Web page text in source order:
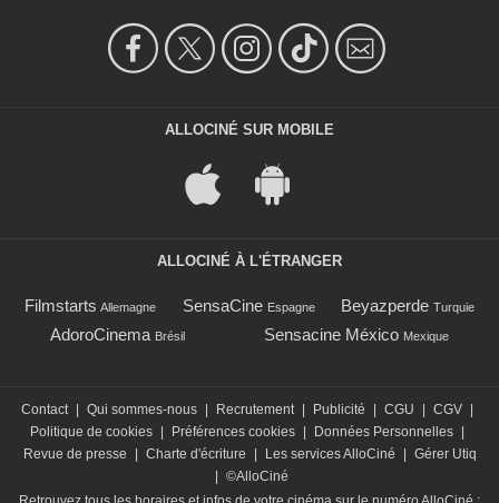
ALLOCINÉ SUR MOBILE
ALLOCINÉ À L'ÉTRANGER
Filmstarts Allemagne SensaCine Espagne Beyazperde Turquie
AdoroCinema Brésil Sensacine México Mexique
Contact Qui sommes-nous Recrutement Publicité CGU CGV
Politique de cookies
Préférences cookies Données Personnelles
Revue de presse
Charte d'écriture Les services AlloCiné
Gérer Utiq
©AlloCiné